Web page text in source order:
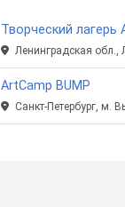
Ленинградская обл.,
ArtCamp BUMP
Санкт-Петербург, м.